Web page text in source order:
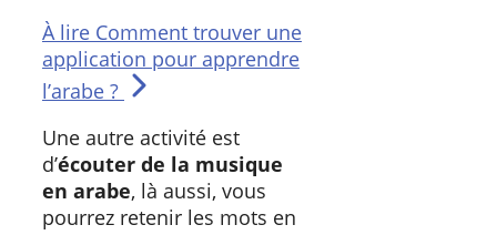
À lire Comment trouver une
application pour apprendre
l’arabe ?
Une autre activité est
d’écouter de la musique
en arabe, là aussi, vous
pourrez retenir les mots en